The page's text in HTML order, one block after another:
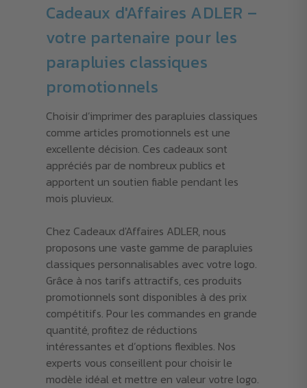
Cadeaux d'Affaires ADLER –
votre partenaire pour les
parapluies classiques
promotionnels
Choisir d’imprimer des parapluies classiques
comme articles promotionnels est une
excellente décision. Ces cadeaux sont
appréciés par de nombreux publics et
apportent un soutien fiable pendant les
mois pluvieux.
Chez Cadeaux d'Affaires ADLER, nous
proposons une vaste gamme de parapluies
classiques personnalisables avec votre logo.
Grâce à nos tarifs attractifs, ces produits
promotionnels sont disponibles à des prix
compétitifs. Pour les commandes en grande
quantité, profitez de réductions
intéressantes et d’options flexibles. Nos
experts vous conseillent pour choisir le
modèle idéal et mettre en valeur votre logo.